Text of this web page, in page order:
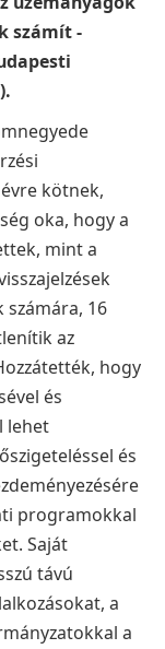
számít -
kötnek,
oka, hogy a
mint a
16
az
hogy
és
lehet
és
programokkal
Saját
távú
a
a